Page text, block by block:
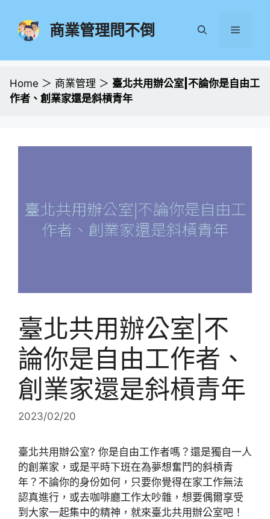
商業管理問不倒 選
Home ＞ 商業管理 ＞ 臺北共用辦公室|不論你是自由工
作者、創業家還是斜槓青年
臺北共用辦公室|不
論你是自由工作者、
創業家還是斜槓青年
2023/02/20
臺北共用辦公室? 你是自由工作者嗎？還是獨自一人
的創業家，或是平時下班在為夢想奮鬥的斜槓青
年？不論你的身份如何，只要你覺得在家工作無法
認真進行，或去咖啡廳工作太吵雜，想要偶爾享受
到大家一起集中的精神，就來臺北共用辦公室吧！